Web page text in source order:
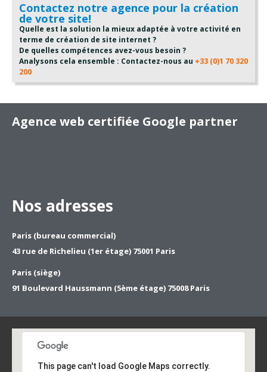
Contactez notre agence pour la création
de votre site!
Quelle est la solution la mieux adaptée à votre activité en
terme de création de site internet ?
De quelles compétences avez-vous besoin ?
Analysons cela ensemble : Contactez-nous au +33 (0)1 70 320
200
Agence web certifiée Google partner
Nos adresses
Paris (bureau commercial)
43 rue de Richelieu (1er étage) 75001 Paris
Paris (siège)
91 Boulevard Haussmann (5ème étage) 75008 Paris
This page can't load Google Maps correctly.